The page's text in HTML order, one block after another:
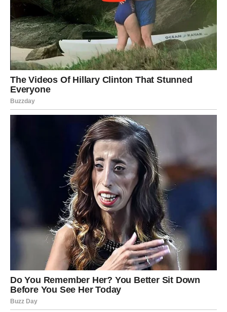
Ribe ulaze u veoma emotivan period tokom kojeg
konačno shvataju šta zaslužuju.
Vrijeme je da ostavite iza sebe sve što vam više ne
donosi mir.
Srce bira put prema sreći
Pred vama su trenuci puni važnih odluka i novih
Zvijezde sada šalju veoma jasne znakove mnogim
znakovima Zodijaka i pokazuju da jedan susret, jedna
poruka ili jedna odluka mogu potpuno promijeniti
naredne dane. Posebno važan period očekuje Blizance,
Rakove i Vage kojima sudbina donosi trenutke koji mogu
promijeniti ljubav, emocije i budućnost.
Ovo je vrijeme tokom kojeg treba slušati intuiciju i imati
hrabrosti prihvatiti ono što vam univerzum šalje, jer
upravo sada počinju promjene koje se dugo čekaju.